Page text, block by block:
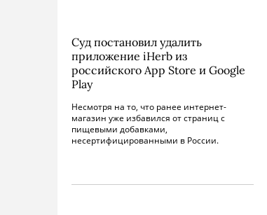
Суд постановил удалить
приложение iHerb из
российского App Store и Google
Play
Несмотря на то, что ранее интернет-
магазин уже избавился от страниц с
пищевыми добавками,
несертифицированными в России.